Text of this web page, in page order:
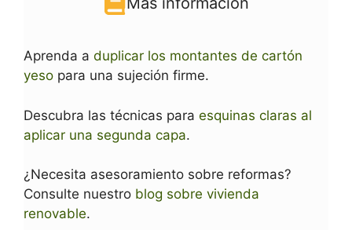
Aprenda a duplicar los montantes de cartón
yeso para una sujeción firme.
Descubra las técnicas para esquinas claras al
aplicar una segunda capa.
¿Necesita asesoramiento sobre reformas?
Consulte nuestro blog sobre vivienda
renovable.